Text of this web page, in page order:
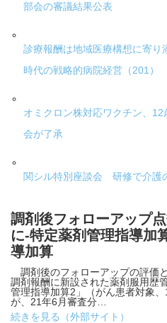
部会の審議結果公表
診療報酬は地域医療構想に寄り
時代の戦略的病院経営（201）
オミクロン株対応ワクチン、
会が了承
関シル特別座談会 研修で介護
調剤後フォローアップ
に-特定薬剤管理指導加
導加算
調剤後のフォローアップの評価
調剤報酬に新設された薬剤服用歴
管理指導加算2」（がん患者対象
が、21年6月審査分…
続きを見る（外部サイト）